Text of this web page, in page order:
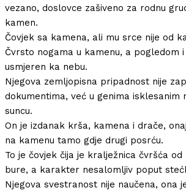
vezano, doslovce zašiveno za rodnu
kamen.
Čovjek sa kamena, ali mu srce nije od
Čvrsto nogama u kamenu, a pogledom
usmjeren ka nebu.
Njegova zemljopisna pripadnost nije
dokumentima, već u genima isklesanim
suncu.
On je izdanak krša, kamena i drače,
na kamenu tamo gdje drugi posrću.
To je čovjek čija je kralježnica čvršća od
bure, a karakter nesalomljiv poput
Njegova svestranost nije naučena, ona